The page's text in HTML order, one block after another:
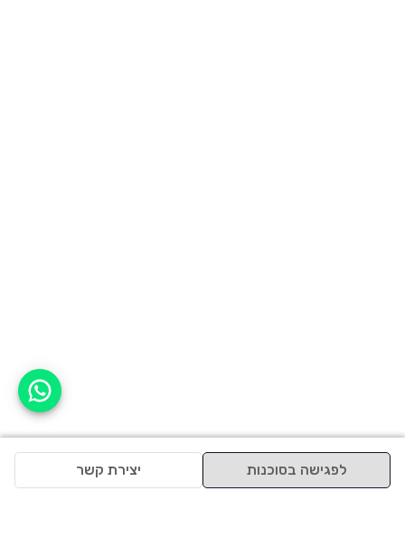
לפגישה בסוכנות יצירת קשר
אפשר לעזור?